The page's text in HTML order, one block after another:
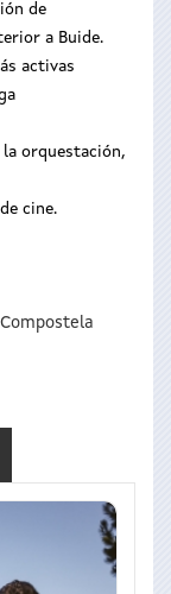
de
a Buide.
activas
orquestación,
cine.